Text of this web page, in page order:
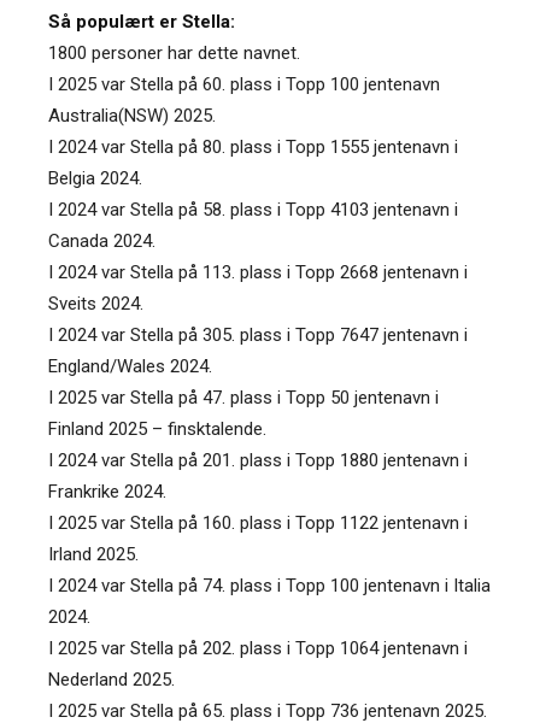
Så populært er Stella:
1800 personer har dette navnet.
I 2025 var Stella på 60. plass i Topp 100 jentenavn
Australia(NSW) 2025.
I 2024 var Stella på 80. plass i Topp 1555 jentenavn i
Belgia 2024.
I 2024 var Stella på 58. plass i Topp 4103 jentenavn i
Canada 2024.
I 2024 var Stella på 113. plass i Topp 2668 jentenavn i
Sveits 2024.
I 2024 var Stella på 305. plass i Topp 7647 jentenavn i
England/Wales 2024.
I 2025 var Stella på 47. plass i Topp 50 jentenavn i
Finland 2025 – finsktalende.
I 2024 var Stella på 201. plass i Topp 1880 jentenavn i
Frankrike 2024.
I 2025 var Stella på 160. plass i Topp 1122 jentenavn i
Irland 2025.
I 2024 var Stella på 74. plass i Topp 100 jentenavn i Italia
2024.
I 2025 var Stella på 202. plass i Topp 1064 jentenavn i
Nederland 2025.
I 2025 var Stella på 65. plass i Topp 736 jentenavn 2025.